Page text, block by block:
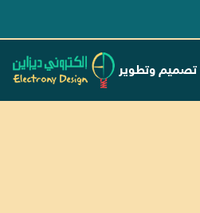
تصميم وتطوير